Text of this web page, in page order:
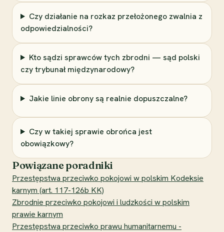
Czy działanie na rozkaz przełożonego zwalnia z
odpowiedzialności?
Kto sądzi sprawców tych zbrodni — sąd polski
czy trybunał międzynarodowy?
Jakie linie obrony są realnie dopuszczalne?
Czy w takiej sprawie obrońca jest
obowiązkowy?
Powiązane poradniki
Przestępstwa przeciwko pokojowi w polskim Kodeksie
karnym (art. 117-126b KK)
Zbrodnie przeciwko pokojowi i ludzkości w polskim
prawie karnym
Przestępstwa przeciwko prawu humanitarnemu -